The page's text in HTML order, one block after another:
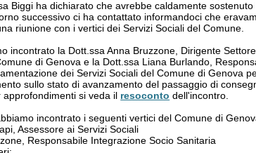
la Dott.ssa Anna Bruzzone, Dirigente Settore Integrazione
e la Dott.ssa Liana Burlando, Responsabile Ufficio
dei Servizi Sociali del Comune di Genova per un incontro
di avanzamento del passaggio di consegne in atto dal
si veda ilresocontodell'incontro.
i seguenti vertici del Comune di Genova:
ai Servizi Sociali
Integrazione Socio Sanitaria
5^ Commissione Servizi Sociali
2^ Commissione Pari Opportunità
PD nel Consiglio Comunale
della 5^ commissione Servizi Sociali